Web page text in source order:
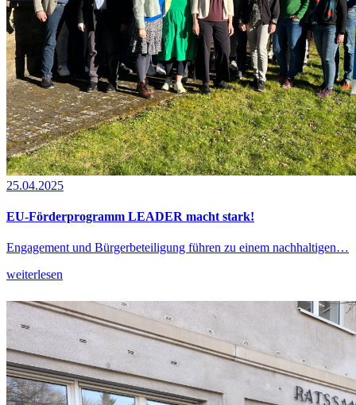
25.04.2025
EU-Förderprogramm LEADER macht stark!
Engagement und Bürgerbeteiligung führen zu einem nachhaltigen…
weiterlesen